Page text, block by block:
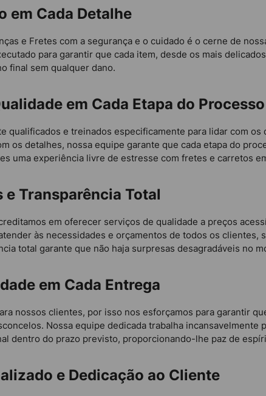
em Cada Detalhe
e Fretes com a segurança e o cuidado é o cerne de
para garantir que cada item, desde os mais
final sem qualquer dano.
em Cada Etapa do Processo
qualificados e treinados especificamente para lidar com os
os detalhes, nossa equipe garante que cada etapa do
uma experiência livre de estresse com fretes e carretos
Transparência Total
em oferecer serviços de qualidade a preços
às necessidades e orçamentos de todos os clientes,
total garante que não haja surpresas desagradáveis no
em Cada Entrega
nossos clientes, por isso nos esforçamos para garantir
Nossa equipe dedicada trabalha
dentro do prazo previsto, proporcionando-lhe paz de
e Dedicação ao Cliente